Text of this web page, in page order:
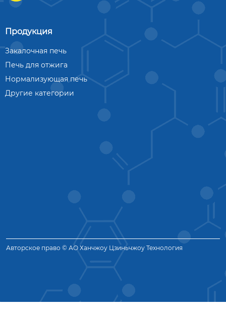
Продукция
Закалочная печь
Печь для отжига
Нормализующая печь
Другие категории
Авторское право © АО Ханчжоу Цзиньчжоу Технология